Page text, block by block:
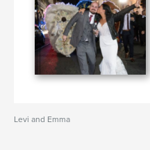
Levi and Emma